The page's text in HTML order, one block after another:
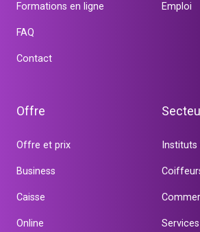
Formations en ligne
FAQ
Contact
Emploi
Offre
Offre et prix
Business
Caisse
Online Services